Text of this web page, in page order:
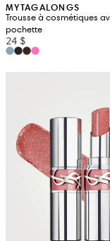
MYTAGALONGS
Trousse à cosmétiques
pochette
24 $